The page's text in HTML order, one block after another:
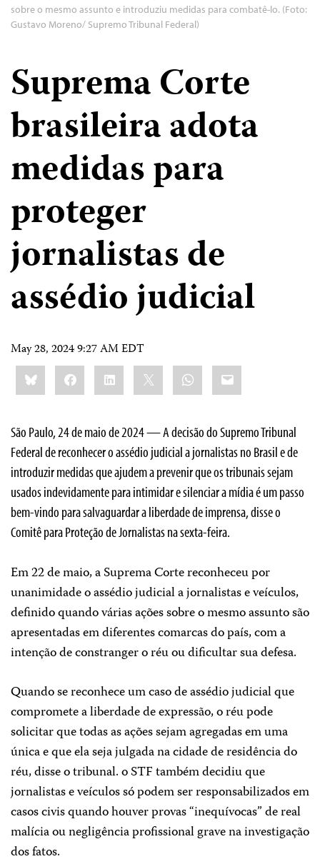
sobre o mesmo assunto e introduziu medidas para combatê-lo. (Foto:
Gustavo Moreno/ Supremo Tribunal Federal)
Suprema Corte
brasileira adota
medidas para
proteger
jornalistas de
assédio judicial
May 28, 2024 9:27 AM EDT
Share
this:BlueskyFacebookLinkedIn WhatsApp
Email
São Paulo, 24 de maio de 2024 — A decisão do Supremo Tribunal
Federal de reconhecer o assédio judicial a jornalistas no Brasil e de
introduzir medidas que ajudem a prevenir que os tribunais sejam
usados indevidamente para intimidar e silenciar a mídia é um passo
bem-vindo para salvaguardar a liberdade de imprensa, disse o
Comitê para Proteção de Jornalistas na sexta-feira.
Em 22 de maio, a Suprema Corte reconheceu por
unanimidade o assédio judicial a jornalistas e veículos,
definido quando várias ações sobre o mesmo assunto são
apresentadas em diferentes comarcas do país, com a
intenção de constranger o réu ou dificultar sua defesa.
Quando se reconhece um caso de assédio judicial que
compromete a liberdade de expressão, o réu pode
solicitar que todas as ações sejam agregadas em uma
única e que ela seja julgada na cidade de residência do
réu, disse o tribunal. o STF também decidiu que
jornalistas e veículos só podem ser responsabilizados em
casos civis quando houver provas “inequívocas” de real
malícia ou negligência profissional grave na investigação
dos fatos.